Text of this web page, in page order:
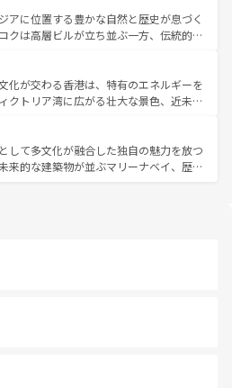
わってみてほしい。 なお、新着の韓国情報はコンテンツ一
い。
ンス統治時代の建物も、独特の雰囲気を
また、バラエティの豊かさとおいしさで
インミー、ベトナムコーヒーなどは、ぜ
い。どの地域を訪れてもあたたかい人々
くれるので、きっと忘れられない旅にな
アに位置する豊かな自然と歴史が息づく
クは高層ビルが立ち並ぶ一方、伝統的な
いる。北部ではチェンマイなどの山岳地
い、南部ではプーケットやクラビの美し
ト気分を楽しむことができる。タイ料理
年中温暖で、どの季節にも異なる楽しみ
しみやすいタイの人々、仏教を中心とし
様な観光資源が、訪れる旅人を魅了し続
化が交わる香港は、特有のエネルギーを
クトリア湾に広がる壮大な景色、近未来
も感動するはず。観光スポットが密集し
見どころを回れるのも魅力。息をのむよ
的な体験まで、香港を存分に楽しみ尽く
して多文化が融合した独自の魅力を放つ
来的な建築物が並ぶマリーナベイ、歴史
地元の風情を楽しめる外せないスポット